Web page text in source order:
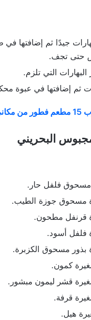
جيدًا ثم إضافتها في
حتى تجف.
التي تلزم.
ثم إضافتها في عبوة
الحالي
مسحوق فلفل حار.
مسحوق جوزة الطيب.
قرنفل مطحون.
فلفل أسود.
بذور مسحوق الكزبرة.
هيل.